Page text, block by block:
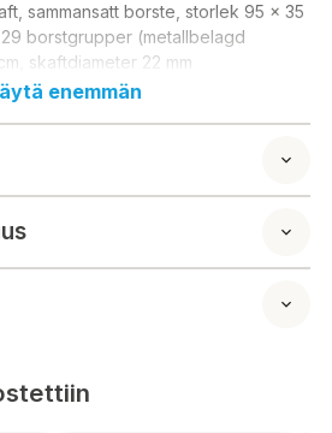
sammansatt borste, storlek 95 x 35
borstgrupper (metallbelagd
skaftdiameter 22 mm
enemmän